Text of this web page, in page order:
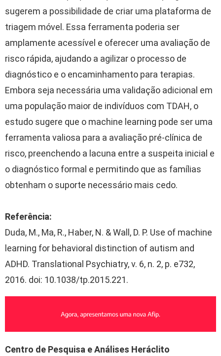
sugerem a possibilidade de criar uma plataforma de
triagem móvel. Essa ferramenta poderia ser
amplamente acessível e oferecer uma avaliação de
risco rápida, ajudando a agilizar o processo de
diagnóstico e o encaminhamento para terapias.
Embora seja necessária uma validação adicional em
uma população maior de indivíduos com TDAH, o
estudo sugere que o machine learning pode ser uma
ferramenta valiosa para a avaliação pré-clínica de
risco, preenchendo a lacuna entre a suspeita inicial e
o diagnóstico formal e permitindo que as famílias
obtenham o suporte necessário mais cedo.
Referência:
Duda, M., Ma, R., Haber, N. & Wall, D. P. Use of machine
learning for behavioral distinction of autism and
ADHD. Translational Psychiatry, v. 6, n. 2, p. e732,
2016. doi: 10.1038/tp.2015.221.
Centro de Pesquisa e Análises Heráclito